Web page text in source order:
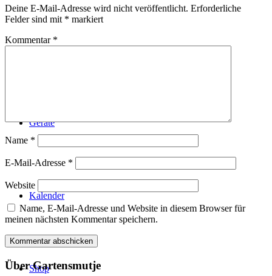
Technik
Geräte
Kalender
Shop
Deine E-Mail-Adresse wird nicht veröffentlicht. Erforderliche
Felder sind mit * markiert
Kommentar *
Name *
E-Mail-Adresse *
Website
Name, E-Mail-Adresse und Website in diesem Browser für
meinen nächsten Kommentar speichern.
Über Gartensmutje